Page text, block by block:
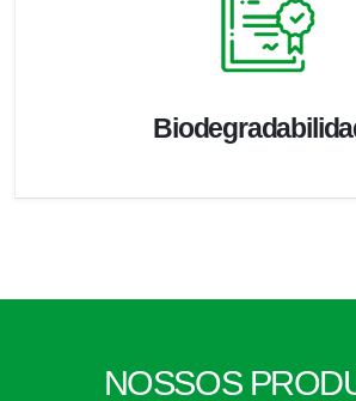
NOSSOS